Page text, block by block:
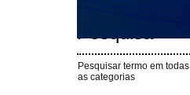
Pesquisar termo em todas
as categorias